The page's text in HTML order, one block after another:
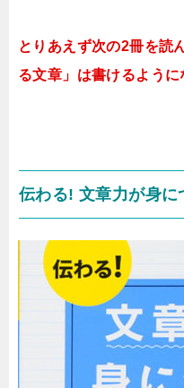
とりあえず次の2冊を読
る文章」は書けるように
伝わる! 文章力が身に